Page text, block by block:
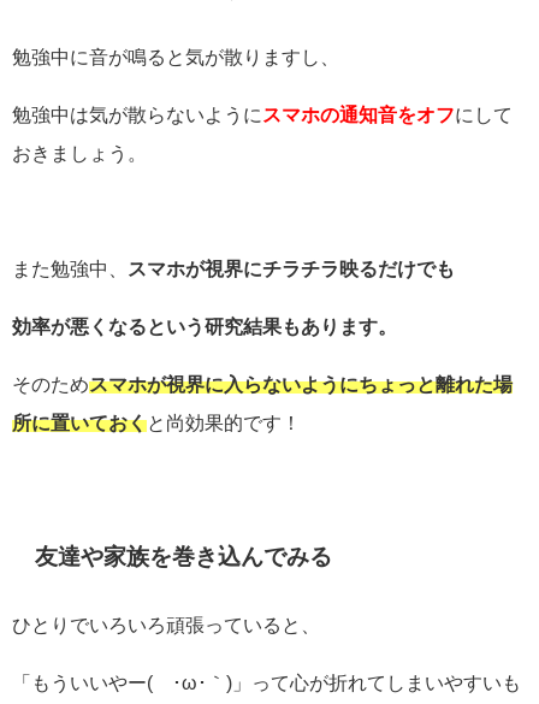
勉強中に音が鳴ると気が散りますし、
勉強中は気が散らないように スマホの通知音をオフにして
おきましょう。
また勉強中、 スマホが視界にチラチラ映るだけでも
効率が悪くなるという研究結果もあります。
そのためスマホが視界に入らないようにちょっと離れた場
所に置いておくと尚効果的です！
友達や家族を巻き込んでみる
ひとりでいろいろ頑張っていると、
「もういいやー(´･ω･｀)」って心が折れてしまいやすいも